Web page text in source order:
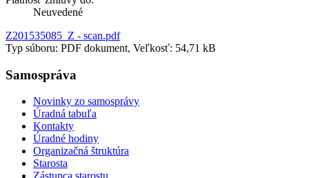
Neuvedené
Z201535085_Z - scan.pdf
Typ súboru: PDF dokument, Veľkosť: 54,71 kB
Samospráva
Novinky zo samosprávy
Úradná tabuľa
Kontakty
Úradné hodiny
Organizačná štruktúra
Starosta